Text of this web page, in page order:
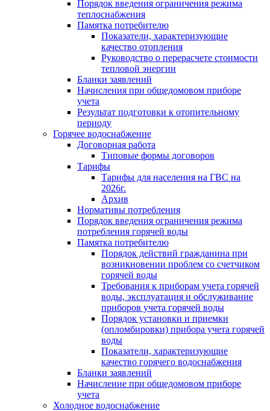
Порядок введения ограничения режима
теплоснабжения
Памятка потребителю
Показатели, характеризующие
качество отопления
Руководство о перерасчете стоимости
тепловой энергии
Бланки заявлений
Начисления при общедомовом приборе
учета
Результат подготовки к отопительному
периоду
Горячее водоснабжение
Договорная работа
Типовые формы договоров
Тарифы
Тарифы для населения на ГВС на
2026г.
Архив
Нормативы потребления
Порядок введения ограничения режима
потребления горячей воды
Памятка потребителю
Порядок действий гражданина при
возникновении проблем со счетчиком
горячей воды
Требования к приборам учета горячей
воды, эксплуатация и обслуживание
приборов учета горячей воды
Порядок установки и приемки
(опломбировки) прибора учета горячей
воды
Показатели, характеризующие
качество горячего водоснабжения
Бланки заявлений
Начисление при общедомовом приборе
учета
Холодное водоснабжение